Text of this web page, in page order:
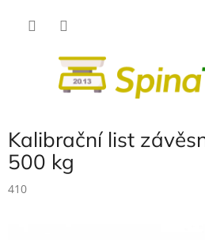
Kalibrační list
500 kg
410